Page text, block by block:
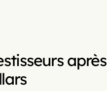
après